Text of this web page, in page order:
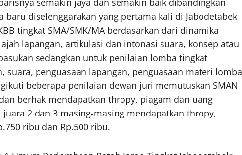
semakin jaya dan semakin baik dibandingkan
baru diselenggarakan yang pertama kali di Jabodetabek
tingkat SMA/SMK/MA berdasarkan dari dinamika
lapangan, artikulasi dan intonasi suara, konsep atau
sedangkan untuk penilaian lomba tingkat
suara, penguasaan lapangan, penguasaan materi lomba
beberapa penilaian dewan juri memutuskan SMAN
berhak mendapatkan thropy, piagam dan uang
2 dan 3 masing-masing mendapatkan thropy,
ribu dan Rp.500 ribu.